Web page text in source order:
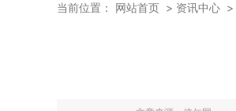
当前位置： 网站首页 资讯中心